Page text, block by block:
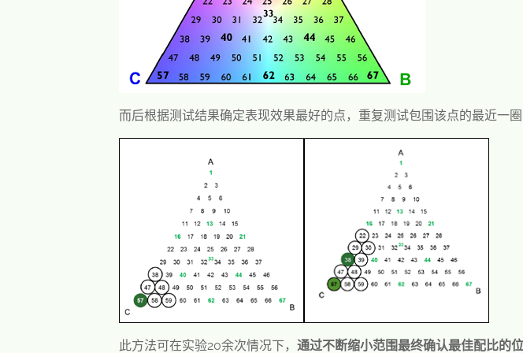
而后根据测试结果确定表现效果最好的点，重复测试包围该点的最近一圈
此方法可在实验20余次情况下，通过不断缩小范围最终确认最佳配比的